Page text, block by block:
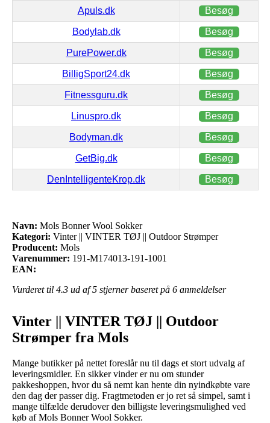
Apuls.dk Besøg
Bodylab.dk Besøg
PurePower.dk Besøg
BilligSport24.dk Besøg
Fitnessguru.dk Besøg
Linuspro.dk Besøg
Bodyman.dk Besøg
GetBig.dk Besøg
DenIntelligenteKrop.dk Besøg
Navn: Mols Bonner Wool Sokker
Kategori: Vinter || VINTER TØJ || Outdoor Strømper
Producent: Mols
Varenummer: 191-M174013-191-1001
EAN:
Vurderet til 4.3 ud af 5 stjerner baseret på 6 anmeldelser
Vinter || VINTER TØJ || Outdoor
Strømper fra Mols
Mange butikker på nettet foreslår nu til dags et stort udvalg af
leveringsmidler. En sikker vinder er nu om stunder
pakkeshoppen, hvor du så nemt kan hente din nyindkøbte vare
den dag der passer dig. Fragtmetoden er jo ret så simpel, samt i
mange tilfælde derudover den billigste leveringsmulighed ved
køb af Mols Bonner Wool Sokker.